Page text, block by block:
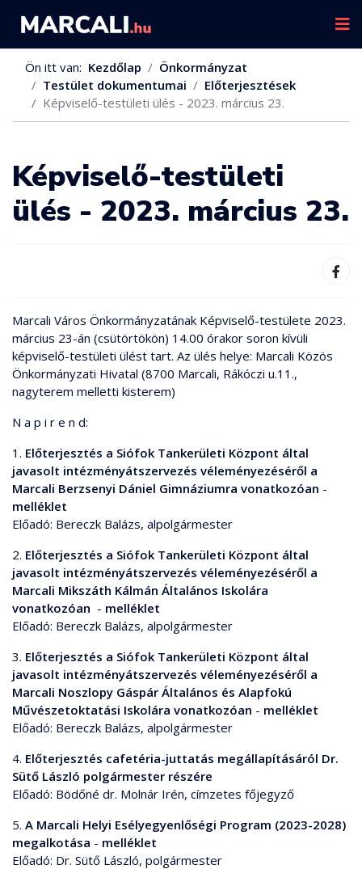
Ön itt van: Kezdőlap
Önkormányzat
Testület dokumentumai
Előterjesztések
Képviselő-testületi ülés - 2023. március 23.
Képviselő-testületi
ülés - 2023. március 23.
Marcali Város Önkormányzatának Képviselő-testülete 2023.
március 23-án (csütörtökön) 14.00 órakor soron kívüli
képviselő-testületi ülést tart. Az ülés helye: Marcali Közös
Önkormányzati Hivatal (8700 Marcali, Rákóczi u.11.,
nagyterem melletti kisterem)
N a p i r e n d:
1. Előterjesztés a Siófok Tankerületi Központ által
javasolt intézményátszervezés véleményezéséről a
Marcali Berzsenyi Dániel Gimnáziumra vonatkozóan -
melléklet
Előadó: Bereczk Balázs, alpolgármester
2. Előterjesztés a Siófok Tankerületi Központ által
javasolt intézményátszervezés véleményezéséről a
Marcali Mikszáth Kálmán Általános Iskolára
vonatkozóan - melléklet
Előadó: Bereczk Balázs, alpolgármester
3. Előterjesztés a Siófok Tankerületi Központ által
javasolt intézményátszervezés véleményezéséről a
Marcali Noszlopy Gáspár Általános és Alapfokú
Művészetoktatási Iskolára vonatkozóan - melléklet
Előadó: Bereczk Balázs, alpolgármester
4. Előterjesztés cafetéria-juttatás megállapításáról Dr.
Sütő László polgármester részére
Előadó: Bödőné dr. Molnár Irén, címzetes főjegyző
5. A Marcali Helyi Esélyegyenlőségi Program (2023-2028)
megalkotása - melléklet
Előadó: Dr. Sütő László, polgármester